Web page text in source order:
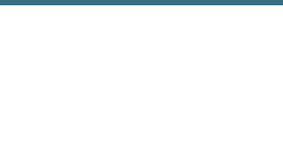
営業時間